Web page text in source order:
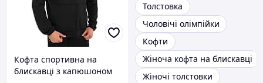
Кофта спортивна на
блискавці з капюшоном
Толстовка
Чоловічі олімпійки
Кофти
Жіноча кофта на блискавці
Жіночі толстовки